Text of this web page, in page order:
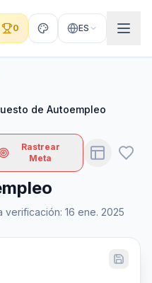
0 ES
de Autoempleo
Rastrear
Meta
verificación: 16 ene. 2025